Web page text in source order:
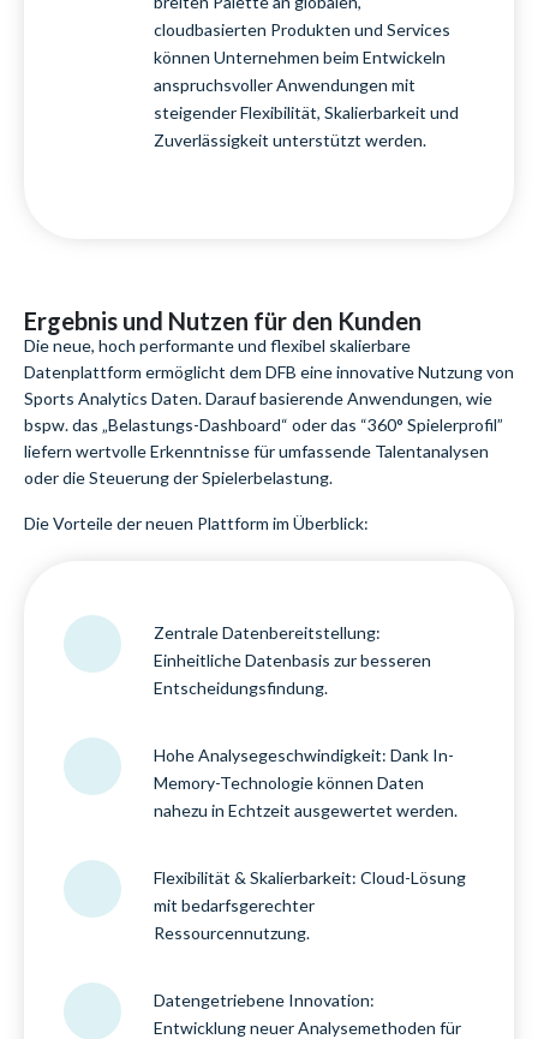
cloudbasierten Produkten und Services
können Unternehmen beim Entwickeln
anspruchsvoller Anwendungen mit
steigender Flexibilität, Skalierbarkeit und
Zuverlässigkeit unterstützt werden.
Ergebnis und Nutzen für den Kunden
Die neue, hoch performante und flexibel skalierbare
Datenplattform ermöglicht dem DFB eine innovative Nutzung von
Sports Analytics Daten. Darauf basierende Anwendungen, wie
bspw. das „Belastungs-Dashboard“ oder das “360° Spielerprofil”
liefern wertvolle Erkenntnisse für umfassende Talentanalysen
oder die Steuerung der Spielerbelastung.
Die Vorteile der neuen Plattform im Überblick:
Zentrale Datenbereitstellung:
Einheitliche Datenbasis zur besseren
Entscheidungsfindung.
Hohe Analysegeschwindigkeit: Dank In-
Memory-Technologie können Daten
nahezu in Echtzeit ausgewertet werden.
Flexibilität & Skalierbarkeit: Cloud-Lösung
mit bedarfsgerechter
Ressourcennutzung.
Datengetriebene Innovation:
Entwicklung neuer Analysemethoden für